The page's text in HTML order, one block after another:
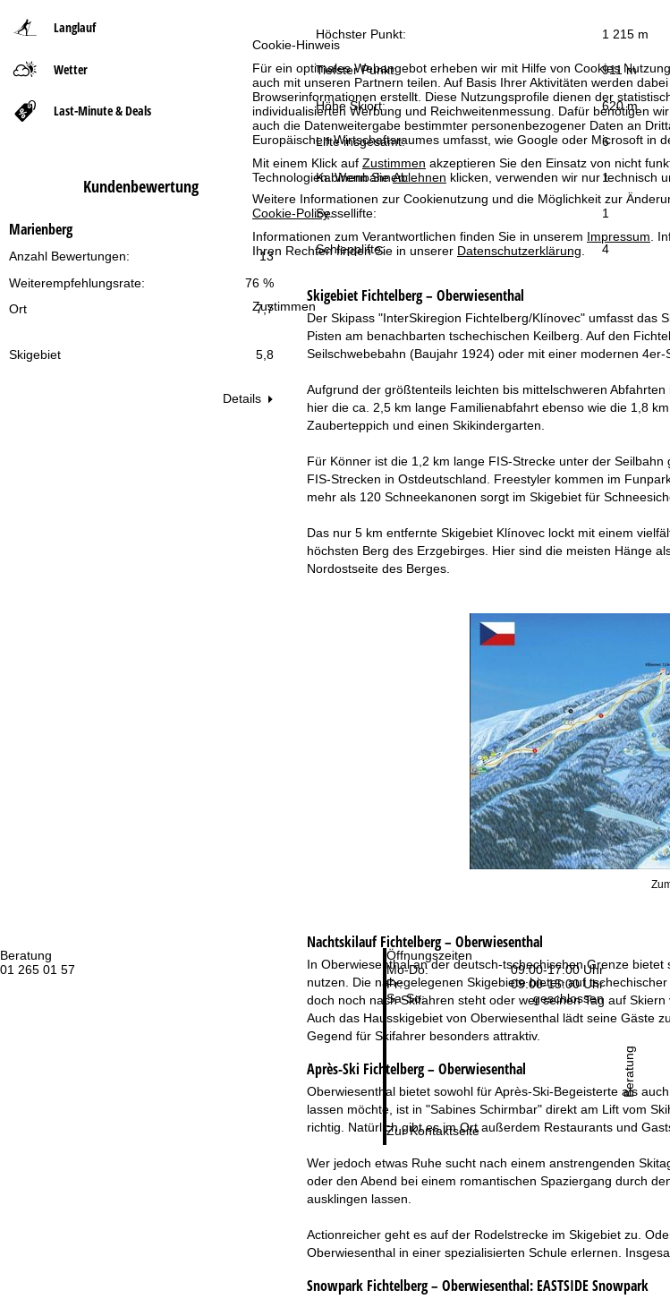
Cookie-Hinweis
Für ein optimales Webangebot erheben wir mit Hilfe von Cookies
auch mit unseren Partnern teilen. Auf Basis Ihrer Aktivitäten werden
Browserinformationen erstellt. Diese Nutzungsprofile dienen der
individualisierten Werbung und Reichweitenmessung. Dafür benötigen
auch die Datenweitergabe bestimmter personenbezogener Daten an
Europäischen Wirtschaftsraumes umfasst, wie Google oder Microsoft in
Mit einem Klick auf Zustimmen akzeptieren Sie den Einsatz von nicht
Technologien. Wenn SieAblehnen klicken, verwenden wir nur technisch
Weitere Informationen zur Cookienutzung und die Möglichkeit zur
Cookie-Policy.
Informationen zum Verantwortlichen finden Sie in unserem Impressum.
Ihren Rechten finden Sie in unserer Datenschutzerklärung.
Zustimmen
Beratung
01 265 01 57
Öffnungszeiten
Mo-Do:
09:00-17:00 Uhr
Fr:
09:00-15:00 Uhr
Sa-So:
geschlossen
Zur Kontaktseite
Beratung
Langlauf
Wetter
Last-Minute & Deals
Kundenbewertung
Marienberg
13
Anzahl Bewertungen:
76 %
Weiterempfehlungsrate:
Ort
7,7
Skigebiet 5,8
Details
t
s
e
i
t
e
Höchster Punkt: 1 215 m
Tiefster Punkt: 911 m
Höhe Skiort: 620 m
Lifte insgesamt: 6
Kabinenbahnen: 1
Sessellifte: 1
Schlepplifte: 4
Skigebiet Fichtelberg – Oberwiesenthal
Der Skipass "InterSkiregion Fichtelberg/Klínovec" umfasst das
Pisten am benachbarten tschechischen Keilberg. Auf den
Seilschwebebahn (Baujahr 1924) oder mit einer modernen 4er-
Aufgrund der größtenteils leichten bis mittelschweren
hier die ca. 2,5 km lange Familienabfahrt ebenso wie die 1,8
Zauberteppich und einen Skikindergarten.
Für Könner ist die 1,2 km lange FIS-Strecke unter der
FIS-Strecken in Ostdeutschland. Freestyler kommen im
mehr als 120 Schneekanonen sorgt im Skigebiet für
Das nur 5 km entfernte Skigebiet Klínovec lockt mit einem
höchsten Berg des Erzgebirges. Hier sind die meisten Hänge
Nordostseite des Berges.
NachtskilaufFichtelberg – Oberwiesenthal
In Oberwiesenthal an der deutsch-tschechischen Grenze
nutzen. Die nahegelegenen Skigebiete bieten auf
doch noch nach Skifahren steht oder wer seinen Tag auf
Auch das Hausskigebiet von Oberwiesenthal lädt seine Gäste
Gegend für Skifahrer besonders attraktiv.
Après-Ski Fichtelberg – Oberwiesenthal
Oberwiesenthal bietet sowohl für Après-Ski-Begeisterte als
lassen möchte, ist in "Sabines Schirmbar" direkt am Lift vom
richtig. Natürlich gibt es im Ort außerdem Restaurants und
Wer jedoch etwas Ruhe sucht nach einem anstrengenden
oder den Abend bei einem romantischen Spaziergang durch
ausklingen lassen.
Actionreicher geht es auf der Rodelstrecke im Skigebiet zu.
Oberwiesenthal in einer spezialisierten Schule erlernen.
Snowpark Fichtelberg – Oberwiesenthal: EASTSIDE Snowpark